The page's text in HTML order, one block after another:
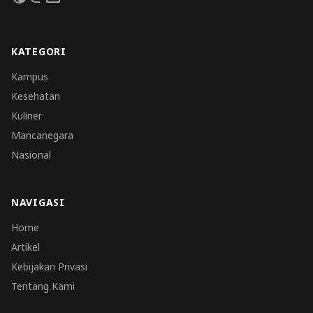
KATEGORI
Kampus
Kesehatan
Kuliner
Mancanegara
Nasional
NAVIGASI
Home
Artikel
Kebijakan Privasi
Tentang Kami